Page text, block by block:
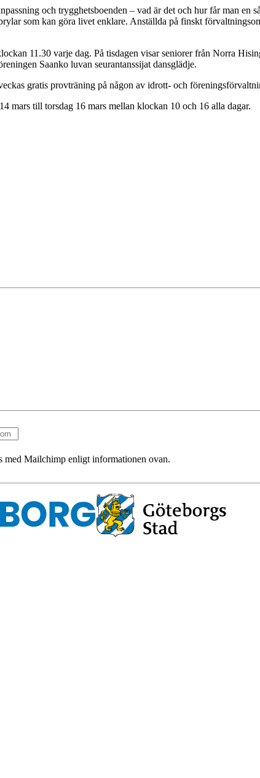
och trygghetsboenden – vad är det och hur får man en
som kan göra livet enklare. Anställda på finskt
11.30 varje dag. På tisdagen visar seniorer från Norra
Saanko luvan seurantanssijat dansglädje.
gratis provträning på någon av idrott- och
mars till torsdag 16 mars mellan klockan 10 och 16 alla dagar.
med Mailchimp enligt informationen ovan.